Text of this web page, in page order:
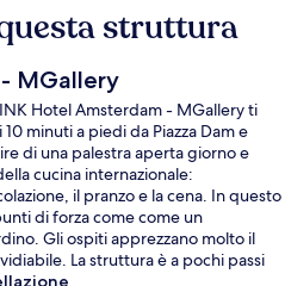
struttura
MGallery
Hotel Amsterdam - MGallery ti
minuti a piedi da Piazza Dam e
di una palestra aperta giorno e
cucina internazionale:
il pranzo e la cena. In questo
di forza come come un
Gli ospiti apprezzano molto il
La struttura è a pochi passi
Fermata del tram Dam si trova a 5